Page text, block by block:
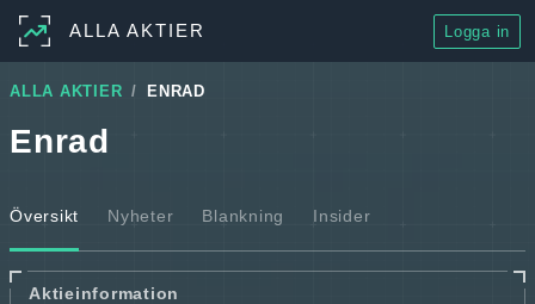
ALLA AKTIER Logga in
ALLA AKTIER ENRAD
Enrad
Översikt Nyheter Blankning Insider
Aktieinformation